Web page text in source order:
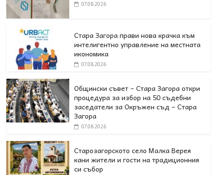
07.08.2026
Стара Загора прави нова крачка към
интелигентно управление на местната
икономика
07.08.2026
Общински съвет – Стара Загора откри
процедура за избор на 50 съдебни
заседатели за Окръжен съд – Стара
Загора
07.08.2026
Старозагорското село Малка Верея
кани жители и гости на традиционния
си събор